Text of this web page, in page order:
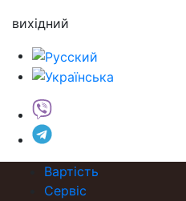
вихідний
Вартість
Сервіс